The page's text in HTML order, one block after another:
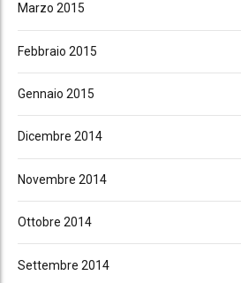
Marzo 2015
Febbraio 2015
Gennaio 2015
Dicembre 2014
Novembre 2014
Ottobre 2014
Settembre 2014